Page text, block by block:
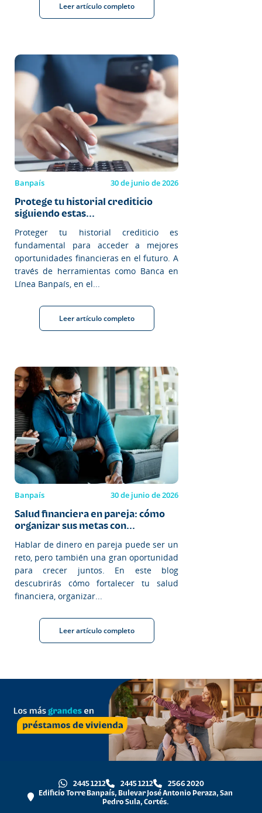
Leer artículo completo
Banpaís 30 de junio de 2026
Protege tu historial crediticio
siguiendo estas...
Proteger tu historial crediticio es
fundamental para acceder a mejores
oportunidades financieras en el futuro. A
través de herramientas como Banca en
Línea Banpaís, en el...
Leer artículo completo
Banpaís 30 de junio de 2026
Salud financiera en pareja: cómo
organizar sus metas con...
Hablar de dinero en pareja puede ser un
reto, pero también una gran oportunidad
para crecer juntos. En este blog
descubrirás cómo fortalecer tu salud
financiera, organizar...
Leer artículo completo
2445 1212 2445 1212
2566 2020
Edificio Torre Banpaís, Bulevar José Antonio Peraza, San
Pedro Sula, Cortés.